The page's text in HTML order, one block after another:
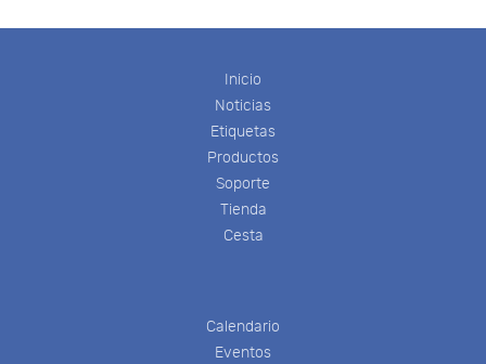
Inicio
Noticias
Etiquetas
Productos
Soporte
Tienda
Cesta
Calendario
Eventos